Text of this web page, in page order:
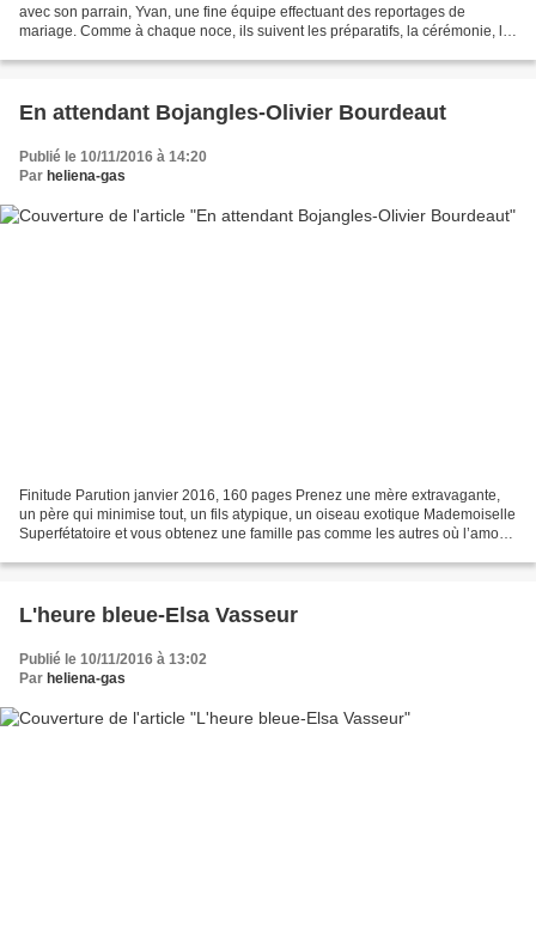
avec son parrain, Yvan, une fine équipe effectuant des reportages de
mariage. Comme à chaque noce, ils suivent les préparatifs, la cérémonie, le
En attendant Bojangles-Olivier Bourdeaut
Publié le 10/11/2016 à 14:20
Par heliena-gas
Finitude Parution janvier 2016, 160 pages Prenez une mère extravagante,
un père qui minimise tout, un fils atypique, un oiseau exotique Mademoiselle
Superfétatoire et vous obtenez une famille pas comme les autres où l’amour
L'heure bleue-Elsa Vasseur
Publié le 10/11/2016 à 13:02
Par heliena-gas